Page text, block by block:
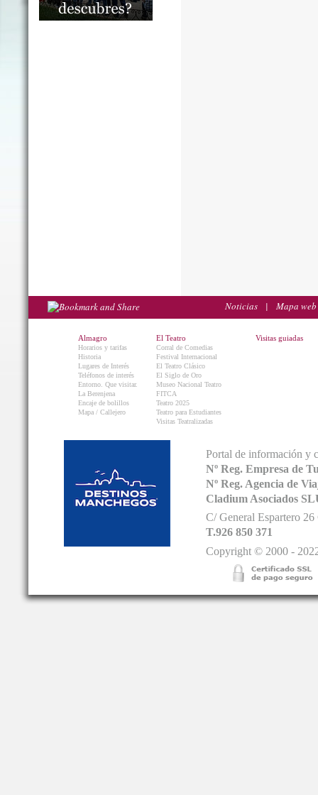
Noticias | Mapa web
Almagro
Horarios y tarifas
Historia
Lugares de Interés
Teléfonos de interés
Entorno. Que visitar.
La Berenjena
Encaje de bolillos
Mapa / Callejero
El Teatro
Corral de Comedias
Festival Internacional
El Teatro Clásico
El Siglo de Oro
Museo Nacional Teatro
FITCA
Teatro 2025
Teatro para Estudiantes
Visitas Teatralizadas
Visitas guiadas
Portal de información y
Nº Reg. Empresa de
Nº Reg. Agencia de
Cladium Asociados
C/ General Espartero
T.926 850 371
Copyright © 2000 -